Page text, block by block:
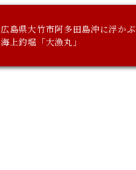
広島県大竹市阿多田島沖に浮かぶ
海上釣堀「大漁丸」